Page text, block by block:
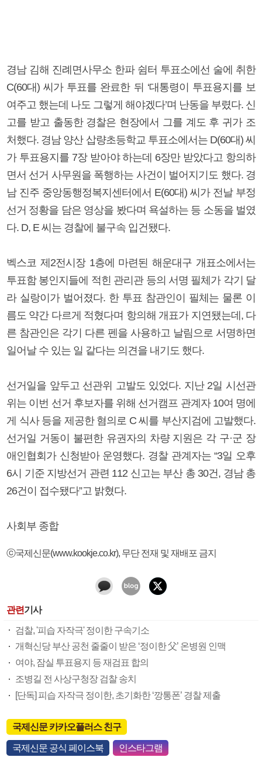
경남 김해 진례면사무소 한파 쉼터 투표소에선 술에 취한
C(60대) 씨가 투표를 완료한 뒤 ‘대통령이 투표용지를 보
여주고 했는데 나도 그렇게 해야겠다’며 난동을 부렸다. 신
고를 받고 출동한 경찰은 현장에서 그를 계도 후 귀가 조
처했다. 경남 양산 삽량초등학교 투표소에서는 D(60대) 씨
가 투표용지를 7장 받아야 하는데 6장만 받았다고 항의하
면서 선거 사무원을 폭행하는 사건이 벌어지기도 했다. 경
남 진주 중앙동행정복지센터에서 E(60대) 씨가 전날 부정
선거 정황을 담은 영상을 봤다며 욕설하는 등 소동을 벌였
다. D, E 씨는 경찰에 불구속 입건됐다.
벡스코 제2전시장 1층에 마련된 해운대구 개표소에서는
투표함 봉인지들에 적힌 관리관 등의 서명 필체가 각기 달
라 실랑이가 벌어졌다. 한 투표 참관인이 필체는 물론 이
름도 약간 다르게 적혔다며 항의해 개표가 지연됐는데, 다
른 참관인은 각기 다른 펜을 사용하고 날림으로 서명하면
일어날 수 있는 일 같다는 의견을 내기도 했다.
선거일을 앞두고 선관위 고발도 있었다. 지난 2일 시선관
위는 이번 선거 후보자를 위해 선거캠프 관계자 10여 명에
게 식사 등을 제공한 혐의로 C 씨를 부산지검에 고발했다.
선거일 거동이 불편한 유권자의 차량 지원은 각 구·군 장
애인협회가 신청받아 운영했다. 경찰 관계자는 “3일 오후
6시 기준 지방선거 관련 112 신고는 부산 총 30건, 경남 총
26건이 접수됐다”고 밝혔다.
사회부 종합
ⓒ국제신문(www.kookje.co.kr), 무단 전재 및 재배포 금지
관련기사
검찰, '피습 자작극' 정이한 구속기소
개혁신당 부산 공천 줄줄이 받은 ‘정이한 父’ 온병원 인맥
여야, 잠실 투표용지 등 재검표 합의
조병길 전 사상구청장 검찰 송치
[단독] 피습 자작극 정이한, 초기화한 ‘깡통폰’ 경찰 제출
국제신문 카카오플러스 친구
국제신문 공식 페이스북 인스타그램